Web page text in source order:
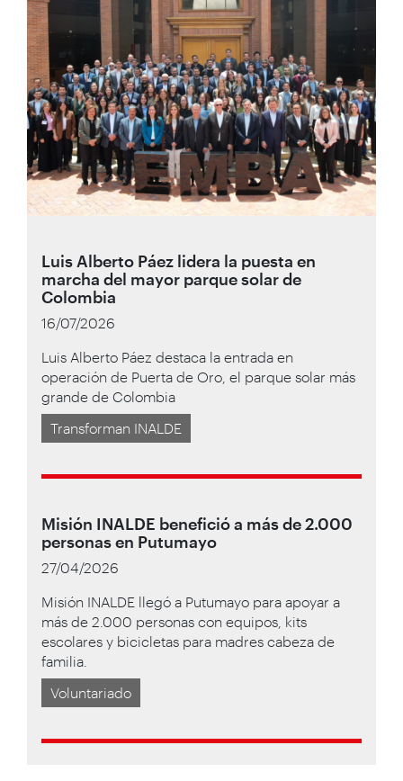
Luis Alberto Páez lidera la puesta en
marcha del mayor parque solar de
Colombia
16/07/2026
Luis Alberto Páez destaca la entrada en
operación de Puerta de Oro, el parque solar más
grande de Colombia
Transforman INALDE
Misión INALDE benefició a más de 2.000
personas en Putumayo
27/04/2026
Misión INALDE llegó a Putumayo para apoyar a
más de 2.000 personas con equipos, kits
escolares y bicicletas para madres cabeza de
familia.
Voluntariado